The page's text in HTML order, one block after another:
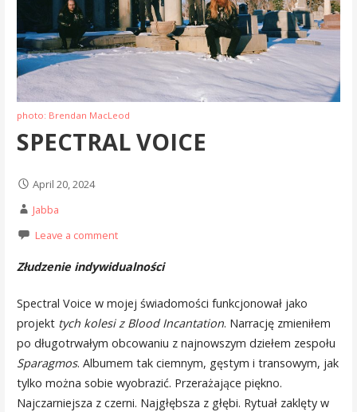
photo: Brendan MacLeod
SPECTRAL VOICE
April 20, 2024
Jabba
Leave a comment
Złudzenie indywidualności
Spectral Voice w mojej świadomości funkcjonował jako
projekt tych kolesi z Blood Incantation. Narrację zmieniłem
po długotrwałym obcowaniu z najnowszym dziełem zespołu
Sparagmos. Albumem tak ciemnym, gęstym i transowym, jak
tylko można sobie wyobrazić. Przerażające piękno.
Najczarniejsza z czerni. Najgłębsza z głębi. Rytuał zaklęty w